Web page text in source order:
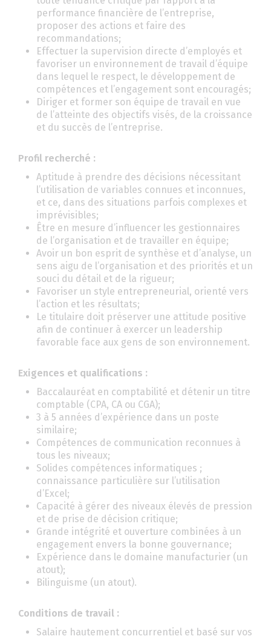
performance financière de l’entreprise,
proposer des actions et faire des
recommandations;
Effectuer la supervision directe d’employés et
favoriser un environnement de travail d’équipe
dans lequel le respect, le développement de
compétences et l’engagement sont encouragés;
Diriger et former son équipe de travail en vue
de l’atteinte des objectifs visés, de la croissance
et du succès de l’entreprise.
Profil recherché :
Aptitude à prendre des décisions nécessitant
l’utilisation de variables connues et inconnues,
et ce, dans des situations parfois complexes et
imprévisibles;
Être en mesure d’influencer les gestionnaires
de l’organisation et de travailler en équipe;
Avoir un bon esprit de synthèse et d’analyse, un
sens aigu de l’organisation et des priorités et un
souci du détail et de la rigueur;
Favoriser un style entrepreneurial, orienté vers
l’action et les résultats;
Le titulaire doit préserver une attitude positive
afin de continuer à exercer un leadership
favorable face aux gens de son environnement.
Exigences et qualifications :
Baccalauréat en comptabilité et détenir un titre
comptable (CPA, CA ou CGA);
3 à 5 années d’expérience dans un poste
similaire;
Compétences de communication reconnues à
tous les niveaux;
Solides compétences informatiques ;
connaissance particulière sur l’utilisation
d’Excel;
Capacité à gérer des niveaux élevés de pression
et de prise de décision critique;
Grande intégrité et ouverture combinées à un
engagement envers la bonne gouvernance;
Expérience dans le domaine manufacturier (un
atout);
Bilinguisme (un atout).
Conditions de travail :
Salaire hautement concurrentiel et basé sur vos